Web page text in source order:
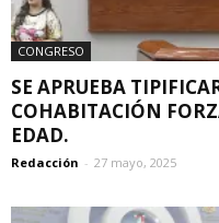
CONGRESO
SE APRUEBA
COHABITACIÓN
EDAD.
Redacción - 27 mayo, 2025